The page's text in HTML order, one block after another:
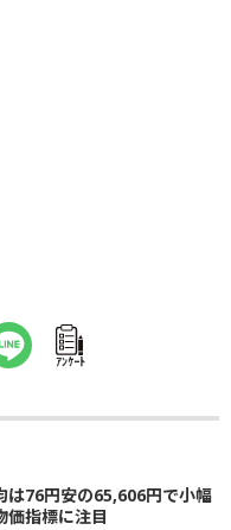
ｱﾝｹｰﾄ
は76円安の65,606円で小幅
指標に注目